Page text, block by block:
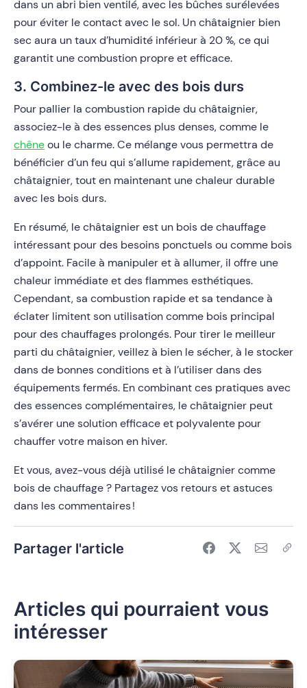
dans un abri bien ventilé, avec les bûches surélevées
pour éviter le contact avec le sol. Un châtaignier bien
sec aura un taux d’humidité inférieur à 20 %, ce qui
garantit une combustion propre et efficace.
3. Combinez-le avec des bois durs
Pour pallier la combustion rapide du châtaignier,
associez-le à des essences plus denses, comme le
chêneou le charme. Ce mélange vous permettra de
bénéficier d’un feu qui s’allume rapidement, grâce au
châtaignier, tout en maintenant une chaleur durable
avec les bois durs.
En résumé, le châtaignier est un bois de chauffage
intéressant pour des besoins ponctuels ou comme bois
d’appoint. Facile à manipuler et à allumer, il offre une
chaleur immédiate et des flammes esthétiques.
Cependant, sa combustion rapide et sa tendance à
éclater limitent son utilisation comme bois principal
pour des chauffages prolongés. Pour tirer le meilleur
parti du châtaignier, veillez à bien le sécher, à le stocker
dans de bonnes conditions et à l’utiliser dans des
équipements fermés. En combinant ces pratiques avec
des essences complémentaires, le châtaignier peut
s’avérer une solution efficace et polyvalente pour
chauffer votre maison en hiver.
Et vous, avez-vous déjà utilisé le châtaignier comme
bois de chauffage ? Partagez vos retours et astuces
dans les commentaires !
Partager l'article
Articles qui pourraient vous
intéresser